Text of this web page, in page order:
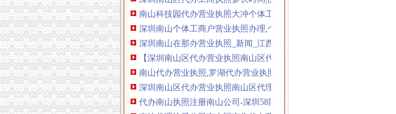
南山科技园代办营业执照大冲个体工商户供应商、广东南山科技园代办
深圳南山个体工商户营业执照办理,个体户代办-深圳58同城
深圳南山在那办营业执照_新闻_江西信息资讯网
【深圳南山区代办营业执照南山区代理公司注册深圳分公司】价格_厂
南山代办营业执照,罗湖代办营业执照,宝安代办营业执照,福田代办
深圳南山区代办营业执照南山区代理外资公司注册深圳分公司-久久信
代办南山执照注册南山公司-深圳58同城
南油代理注册公司南山区南头代办营业执照后海代办个体工商户-产